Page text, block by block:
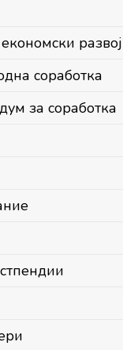
развој
соработка
за соработка